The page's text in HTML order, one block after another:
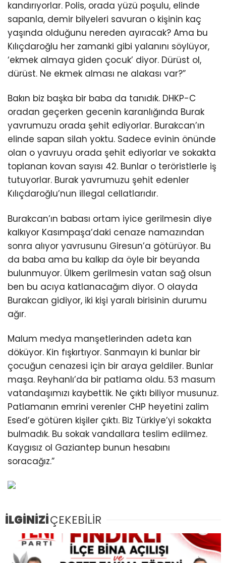
kandırıyorlar. Polis, orada yüzü poşulu, elinde
sapanla, demir bilyeleri savuran o kişinin kaç
yaşında olduğunu nereden ayıracak? Ama bu
Kılıçdaroğlu her zamanki gibi yalanını söylüyor,
‘ekmek almaya giden çocuk’ diyor. Dürüst ol,
dürüst. Ne ekmek alması ne alakası var?”
Bakın biz başka bir baba da tanıdık. DHKP-C
oradan geçerken gecenin karanlığında Burak
yavrumuzu orada şehit ediyorlar. Burakcan’ın
elinde sapan silah yoktu. Sadece evinin önünde
olan o yavruyu orada şehit ediyorlar ve sokakta
toplanan kovan sayısı 42. Bunlar o teröristlerle iş
tutuyorlar. Burak yavrumuzu şehit edenler
Kılıçdaroğlu’nun illegal cellatlarıdır.
Burakcan’ın babası ortam iyice gerilmesin diye
kalkıyor Kasımpaşa’daki cenaze namazından
sonra alıyor yavrusunu Giresun’a götürüyor. Bu
da baba ama bu kalkıp da öyle bir beyanda
bulunmuyor. Ülkem gerilmesin vatan sağ olsun
ben bu acıya katlanacağım diyor. O olayda
Burakcan gidiyor, iki kişi yaralı birisinin durumu
ağır.
Malum medya manşetlerinden adeta kan
döküyor. Kin fışkırtıyor. Sanmayın ki bunlar bir
çocuğun cenazesi için bir araya geldiler. Bunlar
maşa. Reyhanlı’da bir patlama oldu. 53 masum
vatandaşımızı kaybettik. Ne çıktı biliyor musunuz.
Patlamanın emrini verenler CHP heyetini zalim
Esed’e götüren kişiler çıktı. Biz Türkiye’yi sokakta
bulmadık. Bu sokak vandallara teslim edilmez.
Kaygısız ol Gaziantep bunun hesabını
soracağız.”
İLGİNİZİÇEKEBİLİR